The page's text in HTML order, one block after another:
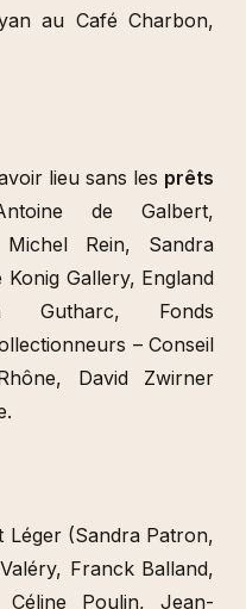
municipal, Nevers •
l’ACNE • Samedi 14
avec Giovanna
au Café Charbon,
lieu sans les
de Galbert,
Gutharc, Fonds
– Conseil
David Zwirner